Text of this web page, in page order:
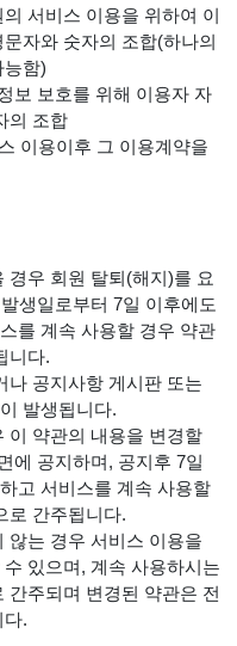
서비스 이용을 위하여 이
자와 숫자의 조합(하나의
능함)
보 보호를 위해 이용자 자
의 조합
이용이후 그 이용계약을
경우 회원 탈퇴(해지)를 요
생일로부터 7일 이후에도
를 계속 사용할 경우 약관
니다.
공지사항 게시판 또는
발생됩니다.
약관의 내용을 변경할
에 공지하며, 공지후 7일
고 서비스를 계속 사용할
로 간주됩니다.
는 경우 서비스 이용을
있으며, 계속 사용하시는
간주되며 변경된 약관은 전
다.